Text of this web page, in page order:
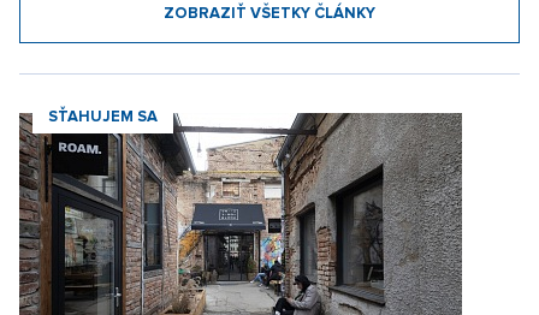
ZOBRAZIŤ VŠETKY ČLÁNKY
SŤAHUJEM SA